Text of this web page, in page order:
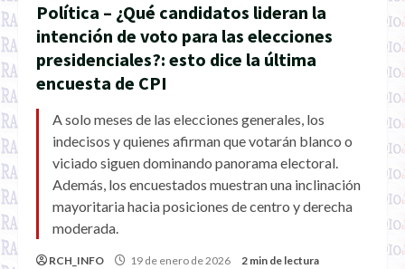
Política – ¿Qué candidatos lideran la
intención de voto para las elecciones
presidenciales?: esto dice la última
encuesta de CPI
A solo meses de las elecciones generales, los
indecisos y quienes afirman que votarán blanco o
viciado siguen dominando panorama electoral.
Además, los encuestados muestran una inclinación
mayoritaria hacia posiciones de centro y derecha
moderada.
RCH_INFO 19 de enero de 2026 2 min de lectura